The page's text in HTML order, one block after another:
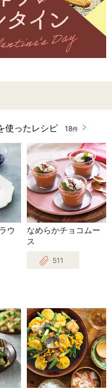
使ったレシピ 18件
ウ
なめらかチョコムー
ス
511